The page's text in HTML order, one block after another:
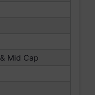
Mid Cap